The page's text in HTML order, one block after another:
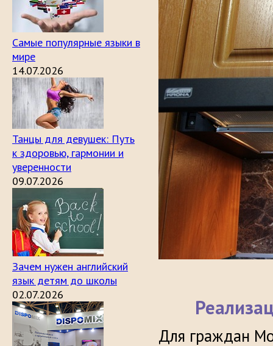
Самые популярные языки в
мире
14.07.2026
Танцы для девушек: Путь
к здоровью, гармонии и
уверенности
09.07.2026
Зачем нужен английский
язык детям до школы
02.07.2026
Для граждан